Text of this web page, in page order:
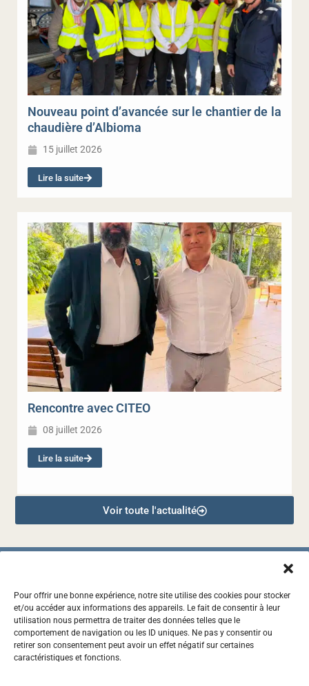
Pour offrir une bonne expérience, notre site utilise des cookies pour stocker
et/ou accéder aux informations des appareils. Le fait de consentir à leur
utilisation nous permettra de traiter des données telles que le
comportement de navigation ou les ID uniques. Ne pas y consentir ou
retirer son consentement peut avoir un effet négatif sur certaines
caractéristiques et fonctions.
Nouveau point d’avancée sur le chantier de la
chaudière d’Albioma
15 juillet 2026
Lire la suite
Rencontre avec CITEO
08 juillet 2026
Lire la suite
Voir toute l'actualité
2, RUE DES CASCAVELS, 97441 SAINTE-SUZANNE
0262 72 34 09